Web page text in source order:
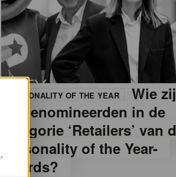
PERSONALITY OF THE YEAR
Wie
de genomineerden in de
categorie ‘Retailers’ van
Personality of the Year-
awards?
.